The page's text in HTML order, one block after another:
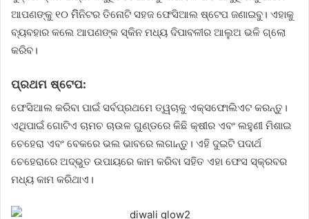
ଆପଣଙ୍କୁ ୧୦ ମିିିନିଟର ତିନୋଟି ସହଜ ଫେସିଆଲ ଷ୍ଟେପ ଜଣାଇବୁ। ଏହାକୁ
ବ୍ୟବହାର କଲେ ଆପଣଙ୍କ ସ୍କିନ ମଧ୍ୟ ଦିପାବଳୀର ଆଲୁଅ ଭଳି ଗ୍ଲୋ
କରିବ।
ପ୍ରଥମ ଷ୍ଟେପ:
ଫେସିଆଲ କରିବା ପାଇଁ ସର୍ବପ୍ରଥମେ ତ୍ୱଚାକୁ ଏକ୍ସଫୋଲିଏଟ କରନ୍ତୁ।
ଏଥିପାଇଁ ଗୋଟିଏ ଚାମଚ ଚାଉଳ ଗୁଣ୍ଡରେ କିଛି କ୍ଷୀର ଏବଂ ଲହୁଣୀ ମିଶାଇ
ଚେହେରା ଏବଂ ବେକରେ ଭଲ ଭାବରେ ଲଗାନ୍ତୁ। ଏହି ଦୁଇଟି ପଦାର୍ଥ
ଚେହେରାରେ ଅଦ୍ଭୁତ ଉପାୟରେ କାମ କରିବା ସହିତ ଏହା ଫେସ ସ୍କ୍ରବର
ମଧ୍ୟ କାମ କରିଥାଏ।